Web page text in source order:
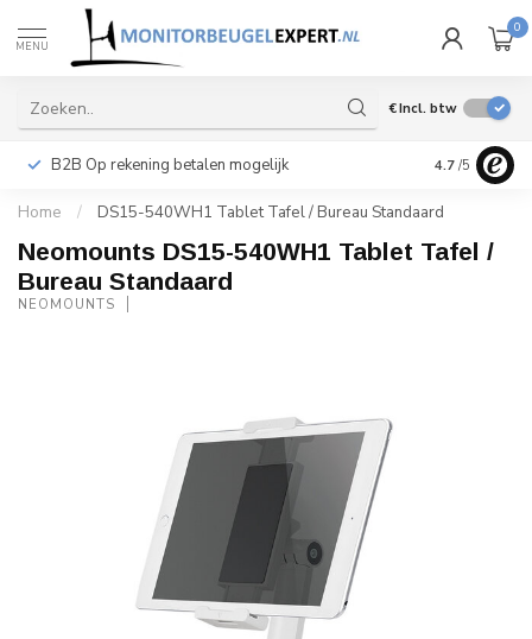
MENU
0
€Incl. btw
B2B Op rekening betalen mogelijk Levering
4.7 /5
Home / DS15-540WH1 Tablet Tafel / Bureau Standaard
Neomounts DS15-540WH1 Tablet Tafel /
Bureau Standaard
NEOMOUNTS